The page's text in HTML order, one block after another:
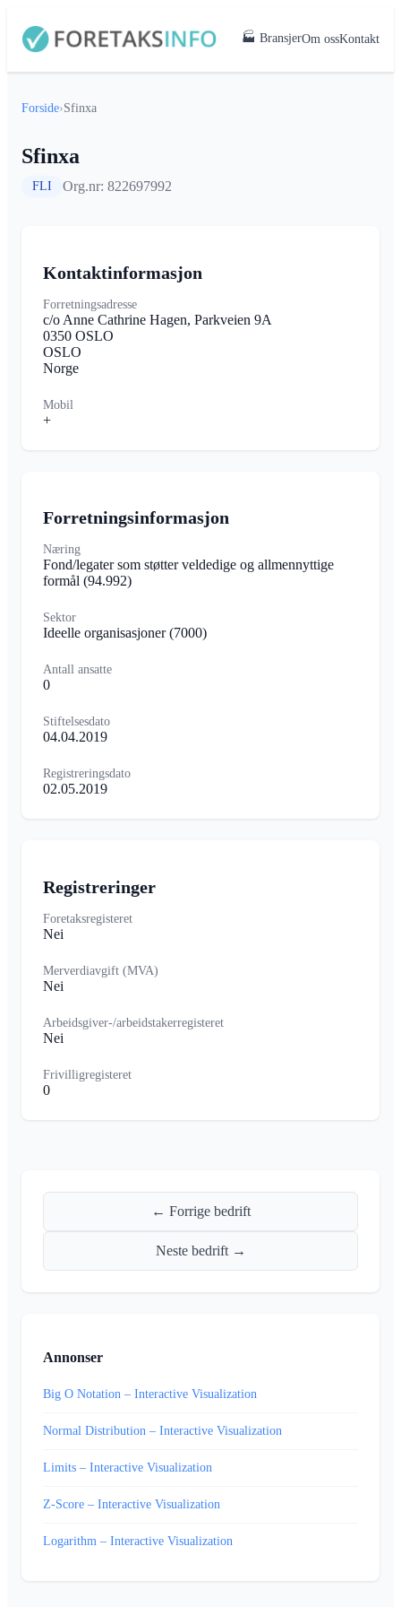
🏭 BransjerOm ossKontakt
Forside›Sfinxa
Sfinxa
FLI Org.nr: 822697992
Kontaktinformasjon
Forretningsadresse
c/o Anne Cathrine Hagen, Parkveien 9A
0350 OSLO
OSLO
Norge
Mobil
+
Forretningsinformasjon
Næring
Fond/legater som støtter veldedige og allmennyttige
formål (94.992)
Sektor
Ideelle organisasjoner(7000)
Antall ansatte
0
Stiftelsesdato
04.04.2019
Registreringsdato
02.05.2019
Registreringer
Foretaksregisteret
Nei
Merverdiavgift (MVA)
Nei
Arbeidsgiver-/arbeidstakerregisteret
Nei
Frivilligregisteret
0
← Forrige bedrift
Neste bedrift →
Annonser
Big O Notation – Interactive Visualization
Normal Distribution – Interactive Visualization
Limits – Interactive Visualization
Z-Score – Interactive Visualization
Logarithm – Interactive Visualization